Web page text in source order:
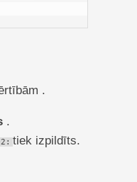
.
.
tiek izpildīts.